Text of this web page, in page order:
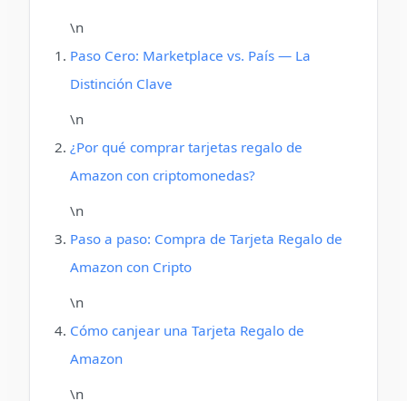
\n
Paso Cero: Marketplace vs. País — La
Distinción Clave
\n
¿Por qué comprar tarjetas regalo de
Amazon con criptomonedas?
\n
Paso a paso: Compra de Tarjeta Regalo de
Amazon con Cripto
\n
Cómo canjear una Tarjeta Regalo de
Amazon
\n